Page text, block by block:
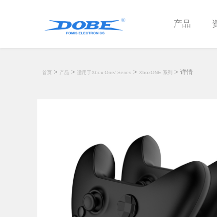
产品
首页 > 产品 > 适用于Xbox One/ Series > XboxONE 系列 > 详情